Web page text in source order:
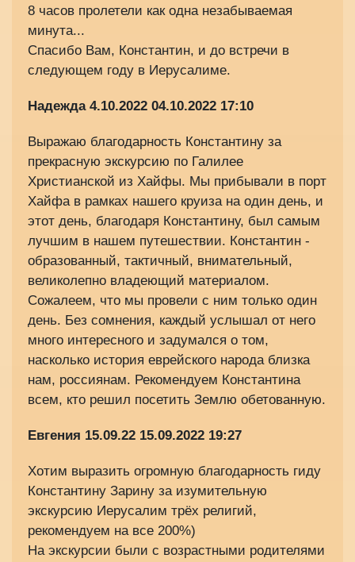
8 часов пролетели как одна незабываемая
минута...
Спасибо Вам, Константин, и до встречи в
следующем году в Иерусалиме.
Надежда 4.10.2022 04.10.2022 17:10
Выражаю благодарность Константину за
прекрасную экскурсию по Галилее
Христианской из Хайфы. Мы прибывали в порт
Хайфа в рамках нашего круиза на один день, и
этот день, благодаря Константину, был самым
лучшим в нашем путешествии. Константин -
образованный, тактичный, внимательный,
великолепно владеющий материалом.
Сожалеем, что мы провели с ним только один
день. Без сомнения, каждый услышал от него
много интересного и задумался о том,
насколько история еврейского народа близка
нам, россиянам. Рекомендуем Константина
всем, кто решил посетить Землю обетованную.
Евгения 15.09.22 15.09.2022 19:27
Хотим выразить огромную благодарность гиду
Константину Зарину за изумительную
экскурсию Иерусалим трёх религий,
рекомендуем на все 200%)
На экскурсии были с возрастными родителями